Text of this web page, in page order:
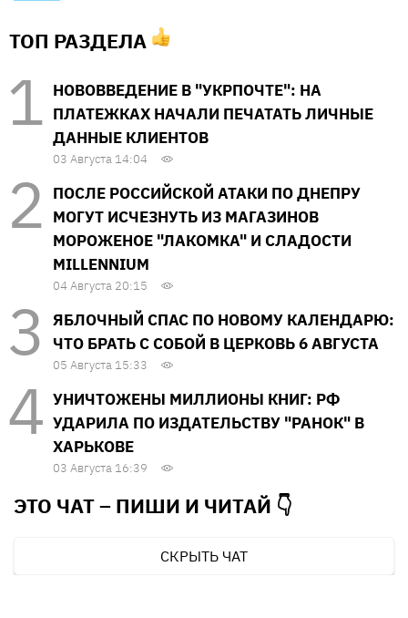
ТОП РАЗДЕЛА
НОВОВВЕДЕНИЕ В "УКРПОЧТЕ": НА
ПЛАТЕЖКАХ НАЧАЛИ ПЕЧАТАТЬ ЛИЧНЫЕ
ДАННЫЕ КЛИЕНТОВ
03 Августа 14:04
ПОСЛЕ РОССИЙСКОЙ АТАКИ ПО ДНЕПРУ
МОГУТ ИСЧЕЗНУТЬ ИЗ МАГАЗИНОВ
МОРОЖЕНОЕ "ЛАКОМКА" И СЛАДОСТИ
MILLENNIUM
04 Августа 20:15
ЯБЛОЧНЫЙ СПАС ПО НОВОМУ КАЛЕНДАРЮ:
ЧТО БРАТЬ С СОБОЙ В ЦЕРКОВЬ 6 АВГУСТА
05 Августа 15:33
УНИЧТОЖЕНЫ МИЛЛИОНЫ КНИГ: РФ
УДАРИЛА ПО ИЗДАТЕЛЬСТВУ "РАНОК" В
ХАРЬКОВЕ
03 Августа 16:39
ЭТО ЧАТ – ПИШИ И ЧИТАЙ 👇
СКРЫТЬ ЧАТ